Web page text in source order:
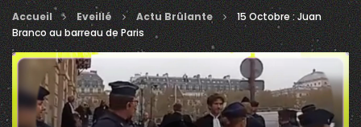
Accueil Eveillé Actu Brûlante
15 Octobre : Juan
Branco au barreau de Paris